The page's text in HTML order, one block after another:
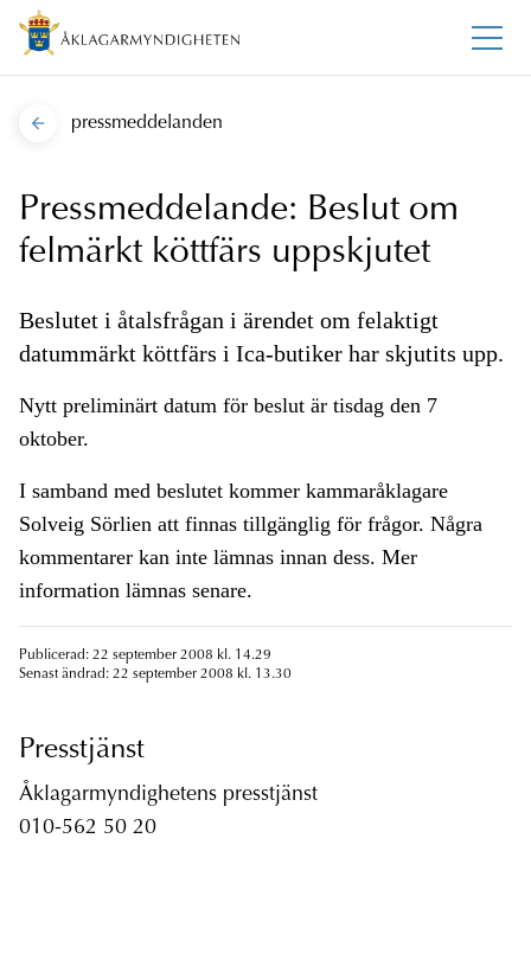
pressmeddelanden
Pressmeddelande: Beslut om
felmärkt köttfärs uppskjutet
Beslutet i åtalsfrågan i ärendet om felaktigt
datummärkt köttfärs i Ica-butiker har skjutits upp.
Nytt preliminärt datum för beslut är tisdag den 7
oktober.
I samband med beslutet kommer kammaråklagare
Solveig Sörlien att finnas tillgänglig för frågor. Några
kommentarer kan inte lämnas innan dess. Mer
information lämnas senare.
Publicerad: 22 september 2008 kl. 14.29
Senast ändrad: 22 september 2008 kl. 13.30
Presstjänst
Åklagarmyndighetens presstjänst
010-562 50 20